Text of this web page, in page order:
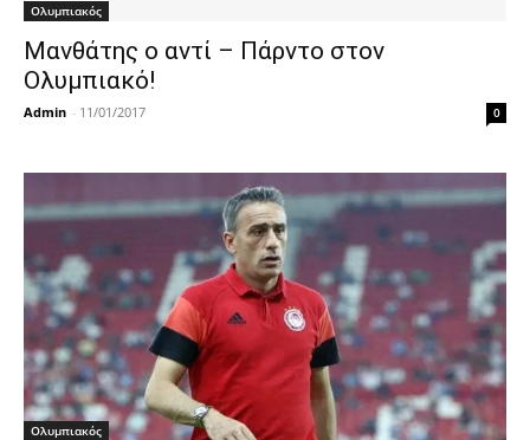
Ολυμπιακός
Μανθάτης ο αντί – Πάρντο στον
Ολυμπιακό!
Admin - 11/01/2017 0
Ολυμπιακός